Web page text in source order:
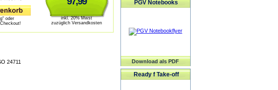
inkl. 20% Mwst
zuzüglich Versandkosten
oder
24711
PGV Notebooks
Download als PDF
Ready f Take-off